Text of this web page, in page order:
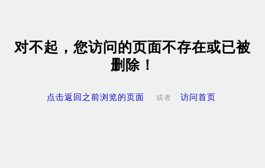
对不起，您访问的页面不存在或已被
删除！
点击返回之前浏览的页面 或者 访问首页